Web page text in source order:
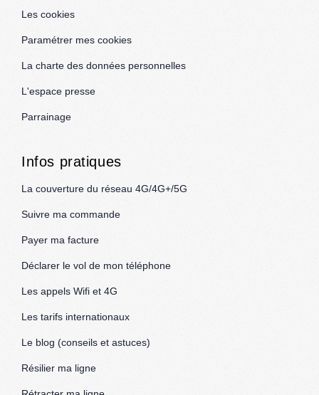
Les cookies
Paramétrer mes cookies
La charte des données personnelles
L'espace presse
Parrainage
Infos pratiques
La couverture du réseau 4G/4G+/5G
Suivre ma commande
Payer ma facture
Déclarer le vol de mon téléphone
Les appels Wifi et 4G
Les tarifs internationaux
Le blog (conseils et astuces)
Résilier ma ligne